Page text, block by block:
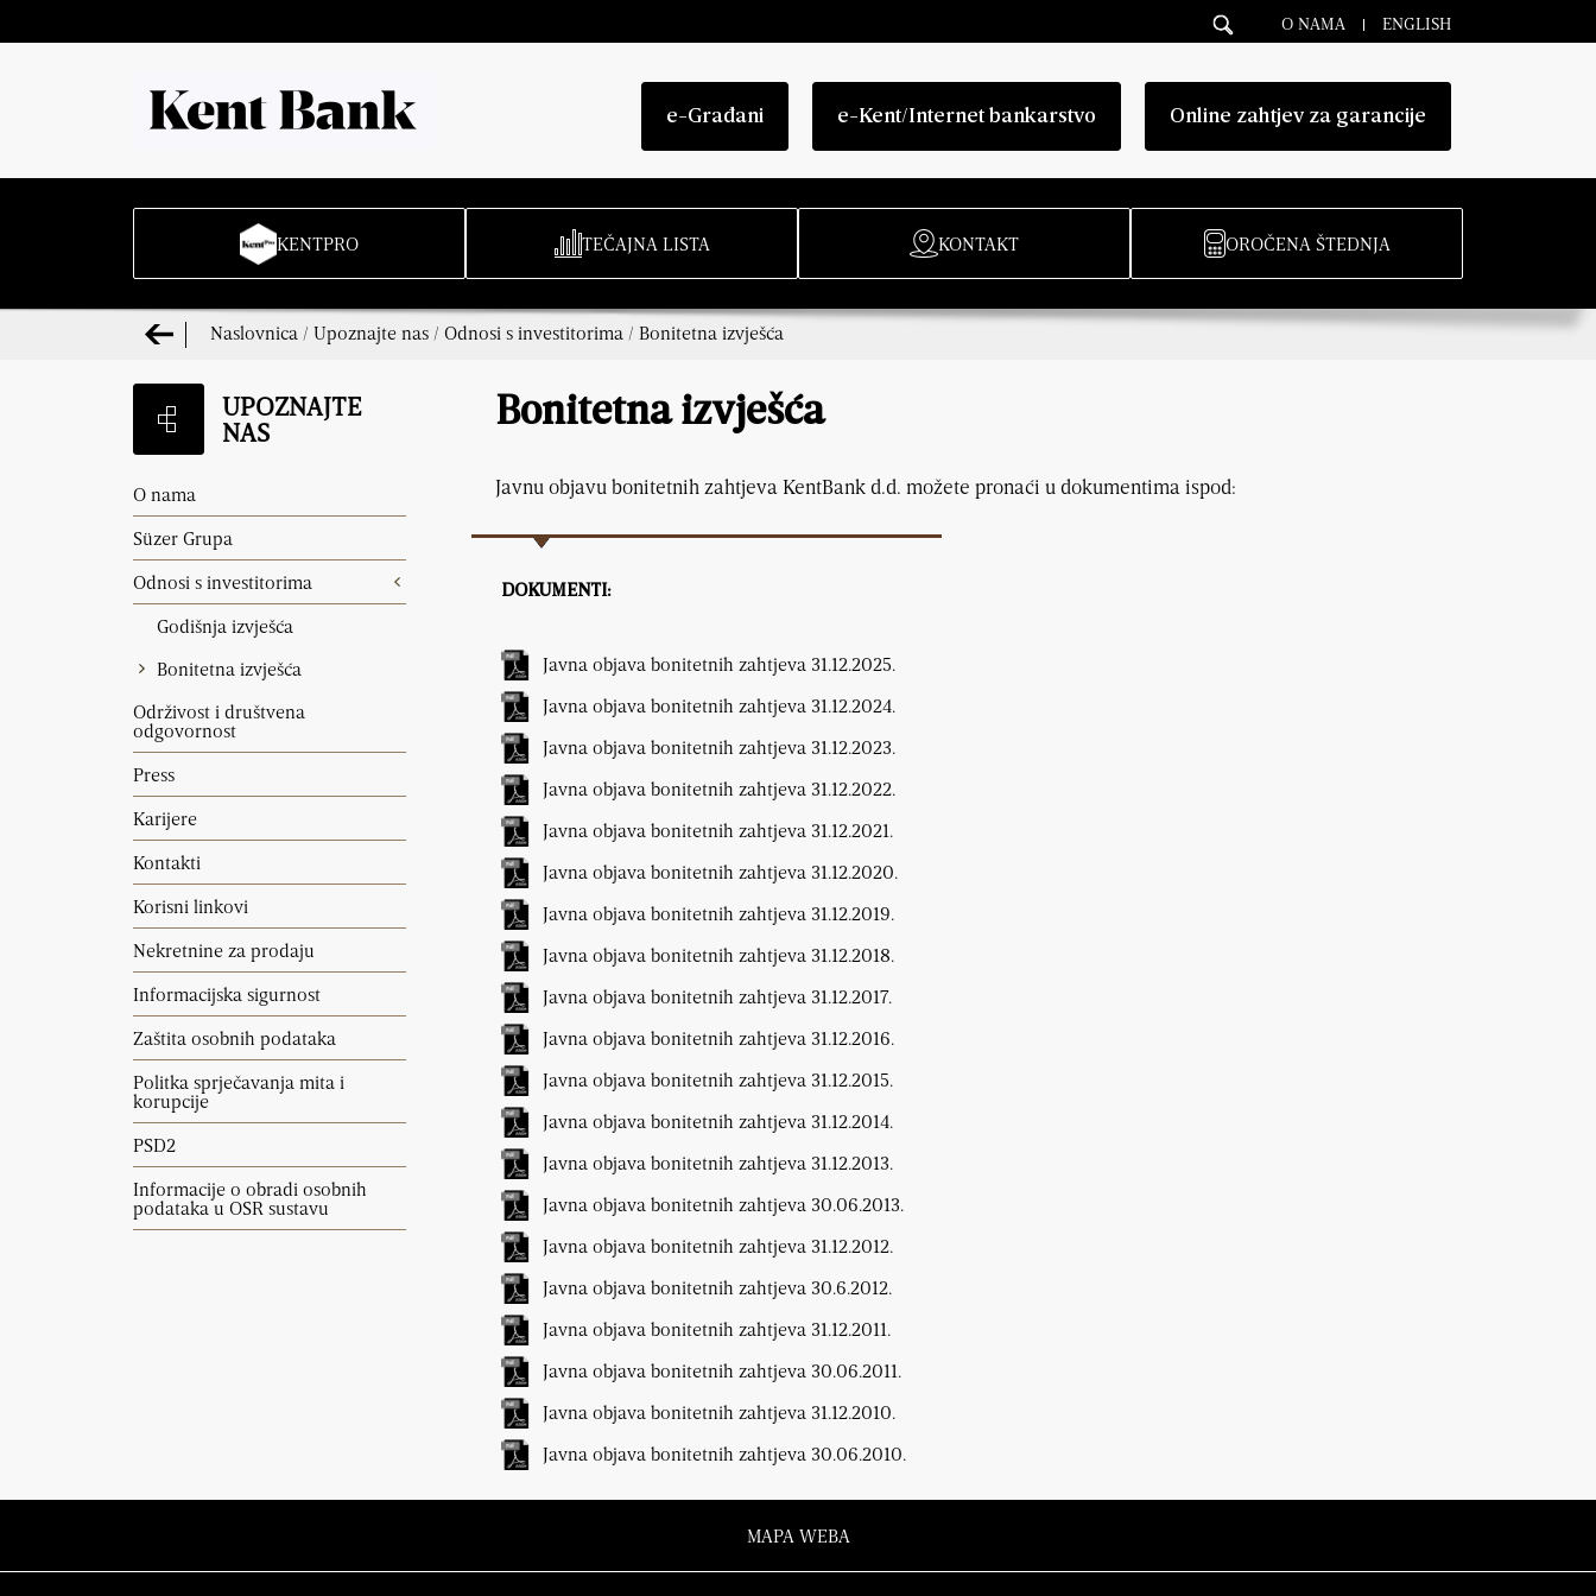
O NAMA ENGLISH
e-Građani e-Kent/Internet bankarstvo Online zahtjev za garancije
KENTPRO TEČAJNA LISTA KONTAKT OROČENA ŠTEDNJA
Naslovnica / Upoznajte nas / Odnosi s investitorima / Bonitetna izvješća
UPOZNAJTE
NAS
O nama
Süzer Grupa
Odnosi s investitorima
Godišnja izvješća
Bonitetna izvješća
Održivost i društvena
odgovornost
Press
Karijere
Kontakti
Korisni linkovi
Nekretnine za prodaju
Informacijska sigurnost
Zaštita osobnih podataka
Politka sprječavanja mita i
korupcije
PSD2
Informacije o obradi osobnih
podataka u OSR sustavu
Bonitetna izvješća
Javnu objavu bonitetnih zahtjeva KentBank d.d. možete pronaći u dokumentima ispod:
DOKUMENTI:
Javna objava bonitetnih zahtjeva 31.12.2025.
Javna objava bonitetnih zahtjeva 31.12.2024.
Javna objava bonitetnih zahtjeva 31.12.2023.
Javna objava bonitetnih zahtjeva 31.12.2022.
Javna objava bonitetnih zahtjeva 31.12.2021.
Javna objava bonitetnih zahtjeva 31.12.2020.
Javna objava bonitetnih zahtjeva 31.12.2019.
Javna objava bonitetnih zahtjeva 31.12.2018.
Javna objava bonitetnih zahtjeva 31.12.2017.
Javna objava bonitetnih zahtjeva 31.12.2016.
Javna objava bonitetnih zahtjeva 31.12.2015.
Javna objava bonitetnih zahtjeva 31.12.2014.
Javna objava bonitetnih zahtjeva 31.12.2013.
Javna objava bonitetnih zahtjeva 30.06.2013.
Javna objava bonitetnih zahtjeva 31.12.2012.
Javna objava bonitetnih zahtjeva 30.6.2012.
Javna objava bonitetnih zahtjeva 31.12.2011.
Javna objava bonitetnih zahtjeva 30.06.2011.
Javna objava bonitetnih zahtjeva 31.12.2010.
Javna objava bonitetnih zahtjeva 30.06.2010.
MAPA WEBA